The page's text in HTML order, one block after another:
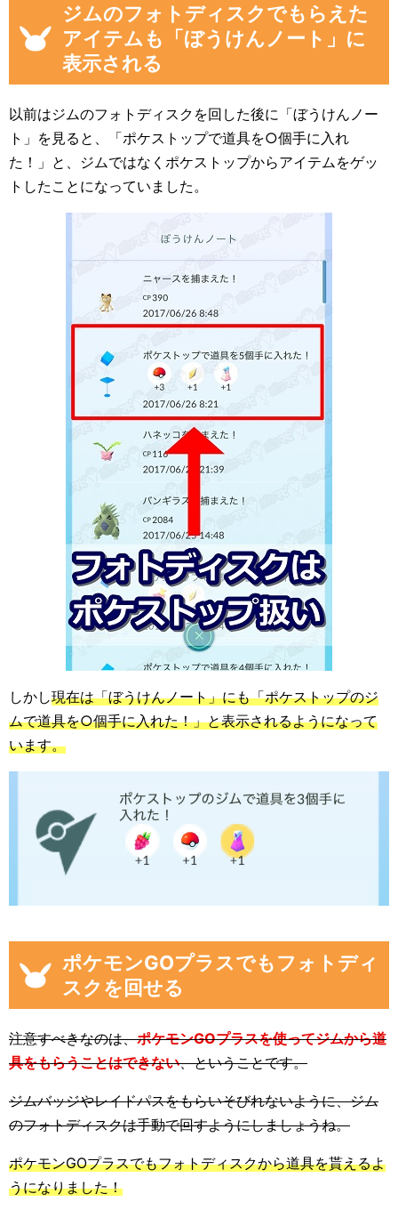
ジムのフォトディスクでもらえた
アイテムも「ぼうけんノート」に
表示される
以前はジムのフォトディスクを回した後に「ぼうけんノー
ト」を見ると、「ポケストップで道具を○個手に入れ
た！」と、ジムではなくポケストップからアイテムをゲッ
トしたことになっていました。
しかし現在は「ぼうけんノート」にも「ポケストップのジ
ムで道具を○個手に入れた！」と表示されるようになって
います。
ポケモンGOプラスでもフォトディ
スクを回せる
注意すべきなのは、ポケモンGOプラスを使ってジムから道
具をもらうことはできない、ということです。
ジムバッジやレイドパスをもらいそびれないように、ジム
のフォトディスクは手動で回すようにしましょうね。
ポケモンGOプラスでもフォトディスクから道具を貰えるよ
うになりました！